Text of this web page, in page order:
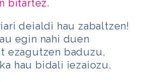
bitartez.
deialdi hau zabaltzen!
egin nahi duen
ezagutzen baduzu,
hau bidali iezaiozu.